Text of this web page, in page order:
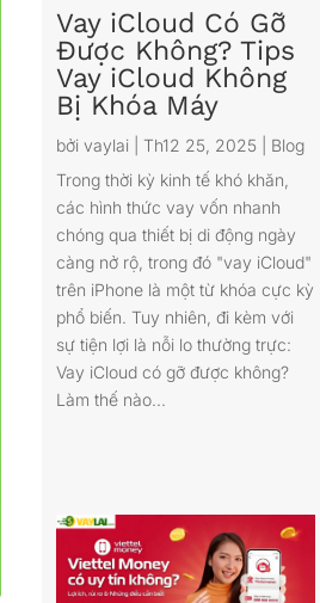
Vay iCloud Có Gỡ
Được Không? Tips
Vay iCloud Không
Bị Khóa Máy
bởi vaylai| Th12 25, 2025
Blog
Trong thời kỳ kinh tế khó khăn,
các hình thức vay vốn nhanh
chóng qua thiết bị di động ngày
càng nở rộ, trong đó "vay iCloud"
trên iPhone là một từ khóa cực kỳ
phổ biến. Tuy nhiên, đi kèm với
sự tiện lợi là nỗi lo thường trực:
Vay iCloud có gỡ được không?
Làm thế nào...